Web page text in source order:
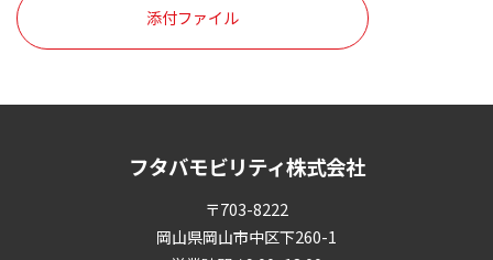
添付ファイル
フタバモビリティ株式会社
〒703-8222
岡山県岡山市中区下260-1